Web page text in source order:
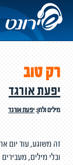
רק טוב
יפעת אורגד
מילים ולחן:יפעת אורגד
זה משוגע, עוד יום
ובלי מילים,